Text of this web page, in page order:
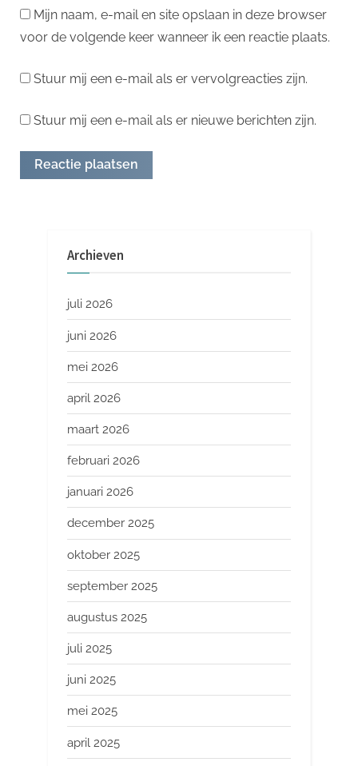
Mijn naam, e-mail en site opslaan in deze browser
voor de volgende keer wanneer ik een reactie plaats.
Stuur mij een e-mail als er vervolgreacties zijn.
Stuur mij een e-mail als er nieuwe berichten zijn.
Archieven
juli 2026
juni 2026
mei 2026
april 2026
maart 2026
februari 2026
januari 2026
december 2025
oktober 2025
september 2025
augustus 2025
juli 2025
juni 2025
mei 2025
april 2025